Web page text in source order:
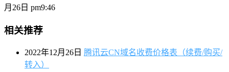
月26日 pm9:46
相关推荐
2022年12月26日 腾讯云CN域名收费价格表（续费/购买/
转入）